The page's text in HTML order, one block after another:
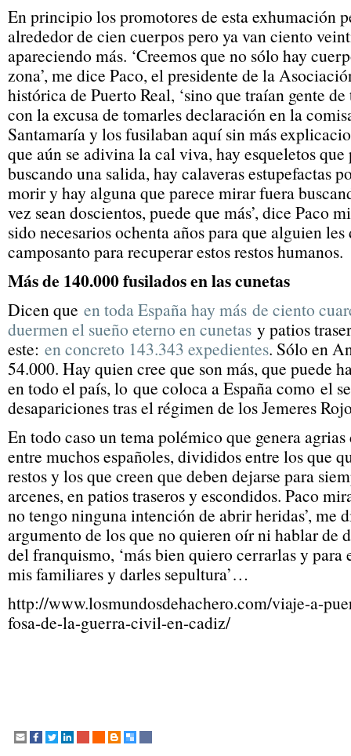
En principio los promotores de esta exhumación
alrededor de cien cuerpos pero ya van ciento
apareciendo más. ‘Creemos que no sólo hay
zona’, me dice Paco, el presidente de la
histórica de Puerto Real, ‘sino que traían gente
con la excusa de tomarles declaración en la
Santamaría y los fusilaban aquí sin más
que aún se adivina la cal viva, hay esqueletos
buscando una salida, hay calaveras estupefactas
morir y hay alguna que parece mirar fuera
vez sean doscientos, puede que más’, dice Paco
sido necesarios ochenta años para que alguien
camposanto para recuperar estos restos humanos.
Más de 140.000 fusilados en las cunetas
Dicen que en toda España hay más de ciento
duermen el sueño eterno en cunetas y patios
este: en concreto 143.343 expedientes. Sólo en
54.000. Hay quien cree que son más, que puede
en todo el país, lo que coloca a España como el
desapariciones tras el régimen de los Jemeres
En todo caso un tema polémico que genera
entre muchos españoles, divididos entre los que
restos y los que creen que deben dejarse para
arcenes, en patios traseros y escondidos. Paco
no tengo ninguna intención de abrir heridas’, me
argumento de los que no quieren oír ni hablar de
del franquismo, ‘más bien quiero cerrarlas y para
mis familiares y darles sepultura’…
http://www.losmundosdehachero.com/viaje-a-
fosa-de-la-guerra-civil-en-cadiz/